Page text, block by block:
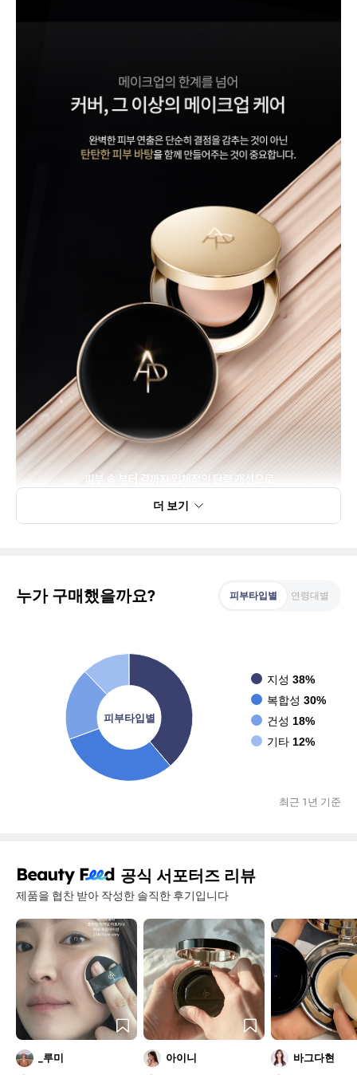
더 보기
누가 구매했을까요? 피부타입별 연령대별
피부타입별
지성 38%
복합성 30%
건성 18%
기타 12%
최근 1년 기준
공식 서포터즈 리뷰
제품을 협찬 받아 작성한 솔직한 후기입니다
_루미 아이니 바그다현